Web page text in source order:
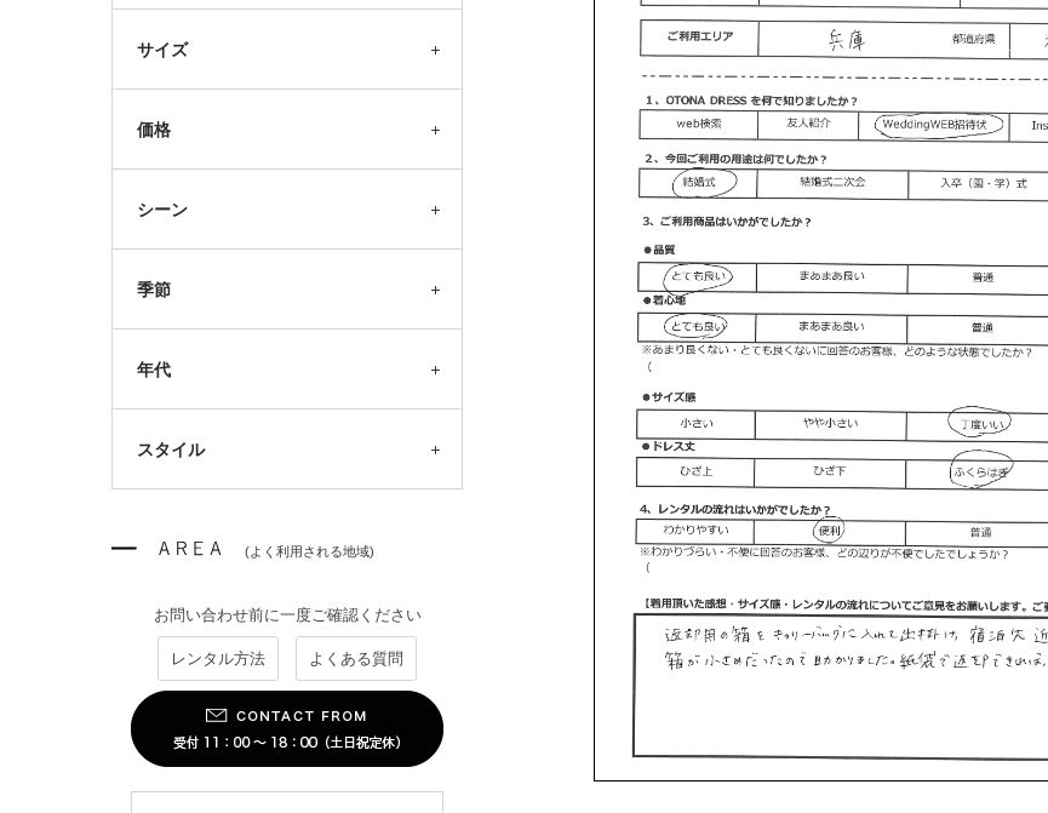
サイズ
価格
シーン
季節
年代
スタイル
(よく利用される地域)
お問い合わせ前に一度ご確認ください
レンタル方法 よくある質問